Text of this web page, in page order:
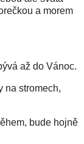
a morem
až do Vánoc.
na stromech,
bude hojně